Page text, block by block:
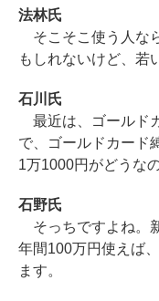
法林氏
そこそこ使う人な
もしれないけど、若
石川氏
最近は、ゴールド
で、ゴールドカード
1万1000円がどうな
石野氏
そっちですよね。
年間100万円使えば
ます。